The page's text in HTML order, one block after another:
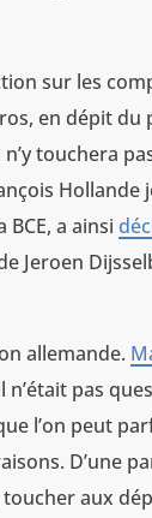
sur les
en dépit du
touchera
Hollande
a ainsi
Jeroen
allemande.
n’était pas
l’on peut
D’une
aux